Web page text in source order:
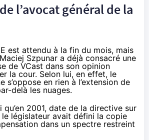
l’avocat général de la
est attendu à la fin du mois, mais
Szpunar a déjà consacré une
de VCast dans son opinion
la cour. Selon lui, en effet, le
s’oppose en rien à l’extension de
delà les nuages.
2001, date de la directive sur
législateur avait défini la copie
dans un spectre restreint